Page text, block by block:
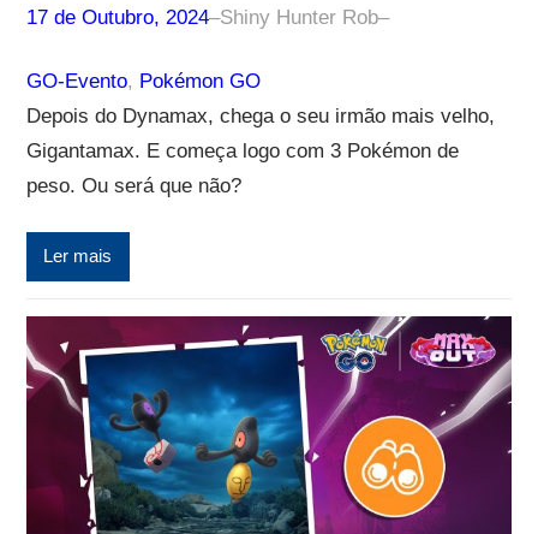
17 de Outubro, 2024–Shiny Hunter Rob–
GO-Evento, Pokémon GO
Depois do Dynamax, chega o seu irmão mais velho,
Gigantamax. E começa logo com 3 Pokémon de
peso. Ou será que não?
Ler mais